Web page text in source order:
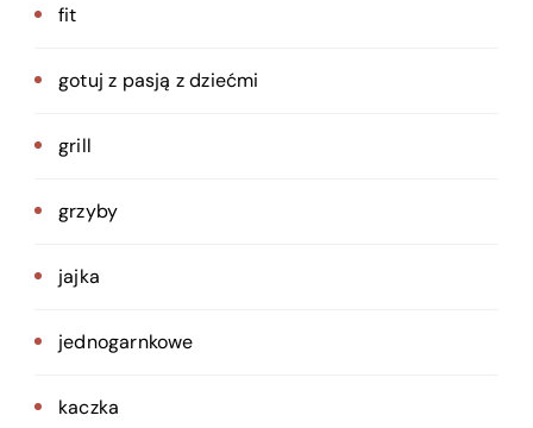
fit
gotuj z pasją z dziećmi
grill
grzyby
jajka
jednogarnkowe
kaczka